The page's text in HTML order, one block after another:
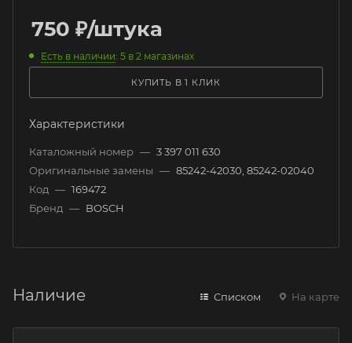
750 ₽/штука
Есть в наличии: 5 в 2 магазинах
КУПИТЬ В 1 КЛИК
Характеристики
Каталожный номер — 3 397 011 630
Оригинальные замены — 85242-42030, 85242-02040
Код — 169472
Бренд — BOSCH
Наличие Списком На карте